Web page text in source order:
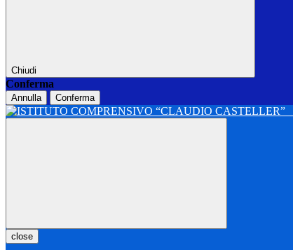
Chiudi
Conferma
Annulla Conferma
close